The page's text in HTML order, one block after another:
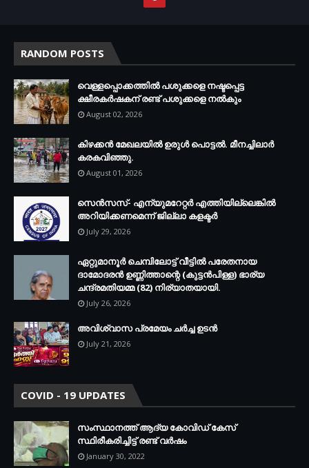
RANDOM POSTS
വെള്ളപ്പൊക്കത്തില്‍ പശുക്കളെ നഷ്ടപ്പെട്ട
ക്ഷീരകര്‍ഷകന് രണ്ട് പശുക്കളെ നല്‍കും
August 02, 2026
കിഴക്കന്‍ മേഖലയില്‍ ഉരുള്‍ പൊട്ടല്‍. മീനച്ചിലാര്‍
കരകവിഞ്ഞു.
August 01, 2026
സെന്‍സസ്- എന്യുമറേറ്റര്‍ എത്തിയില്ലെങ്കില്‍
അറിയിക്കണമെന്ന് ജില്ലാ കളക്ടര്‍
July 29, 2026
ഏറ്റുമാനൂര്‍ ചെമ്പിലോട്ട് വീട്ടില്‍ പരേതനായ
ദാമോദരന്‍ ഉണ്ണിത്താന്റെ (കുട്ടന്‍പിള്ള) ഭാര്യ
ചന്ദ്രമതിയമ്മ (82) നിര്യാതയായി.
July 26, 2026
അവിശ്വാസ പ്രമേയം ചര്‍ച്ച ഉടന്‍
July 21, 2026
COVID - 19 UPDATES
സംസ്ഥാനത്ത് ആദ്യ കോവിഡ് കേസ്
സ്ഥിരീകരിച്ചിട്ട് രണ്ട് വര്‍ഷം
January 30, 2022